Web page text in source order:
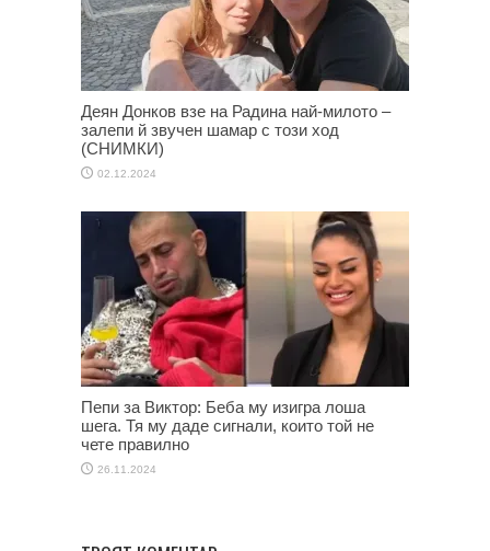
Деян Донков взе на Радина най-милото –
залепи й звучен шамар с този ход
(СНИМКИ)
02.12.2024
Пепи за Виктор: Беба му изигра лоша
шега. Тя му даде сигнали, които той не
чете правилно
26.11.2024